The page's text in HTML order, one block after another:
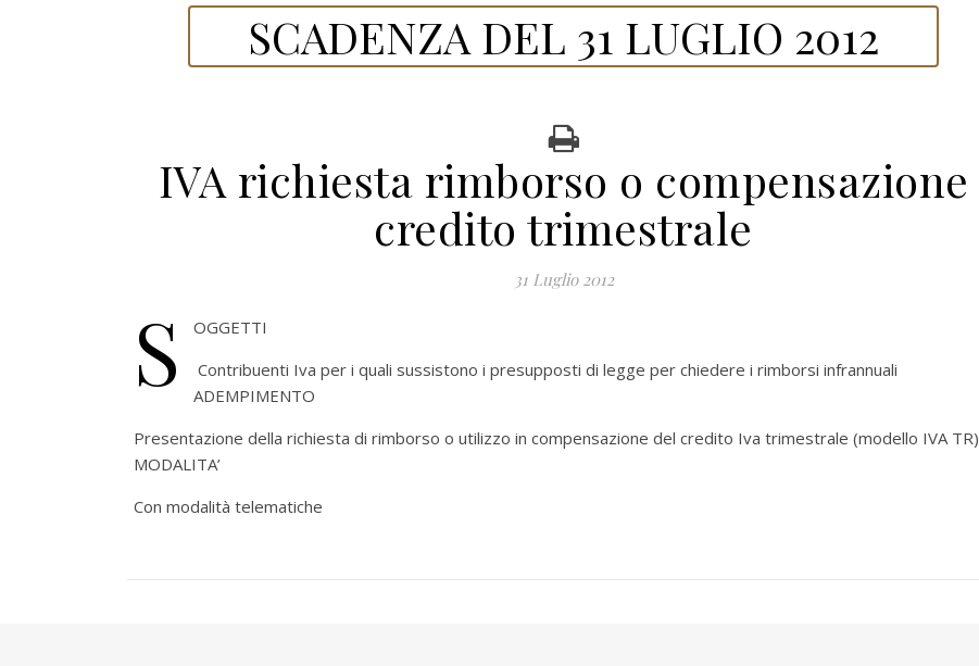
SCADENZA DEL 31 LUGLIO 2012
IVA richiesta rimborso o compensazione
credito trimestrale
31 Luglio 2012
S
OGGETTI
Contribuenti Iva per i quali sussistono i presupposti di legge per chiedere i rimborsi infrannuali
ADEMPIMENTO
Presentazione della richiesta di rimborso o utilizzo in compensazione del credito Iva trimestrale (modello IVA TR)
MODALITA’
Con modalità telematiche